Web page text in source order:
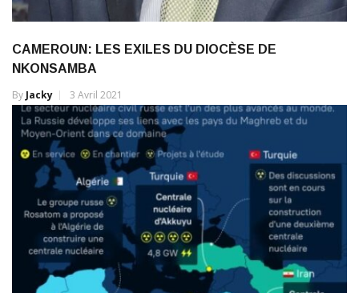
CAMEROUN: LES EXILES DU DIOCÈSE DE
NKONSAMBA
By Jacky 3 Avril 2021